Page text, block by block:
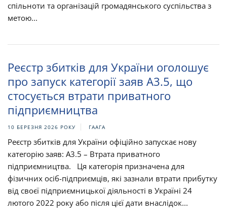
спільноти та організацій громадянського суспільства з
метою...
Реєстр збитків для України оголошує
про запуск категорії заяв A3.5, що
стосується втрати приватного
підприємництва
10 БЕРЕЗНЯ 2026 РОКУ ГААГА
Реєстр збитків для України офіційно запускає нову
категорію заяв: A3.5 – Втрата приватного
підприємництва. Ця категорія призначена для
фізичних осіб-підприємців, які зазнали втрати прибутку
від своєї підприємницької діяльності в Україні 24
лютого 2022 року або після цієї дати внаслідок...